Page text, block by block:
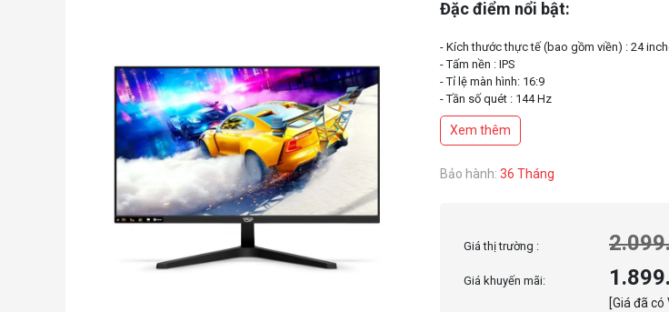
Đặc điểm nổi bật:
- Kích thước thực tế (bao gồm viền) : 24
- Tấm nền : IPS
- Tỉ lệ màn hình: 16:9
- Tần số quét : 144 Hz
Xem thêm
Bảo hành: 36 Tháng
Giá thị trường :
Giá khuyến mãi:
[Giá đã có